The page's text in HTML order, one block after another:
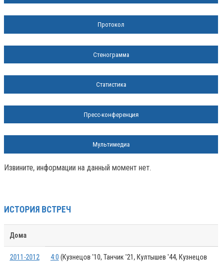
Протокол
Стенограмма
Статистика
Пресс-конференция
Мультимедиа
Извините, информации на данный момент нет.
ИСТОРИЯ ВСТРЕЧ
Дома
2011-2012 4:0 (Кузнецов '10, Танчик '21, Култышев '44, Кузнецов